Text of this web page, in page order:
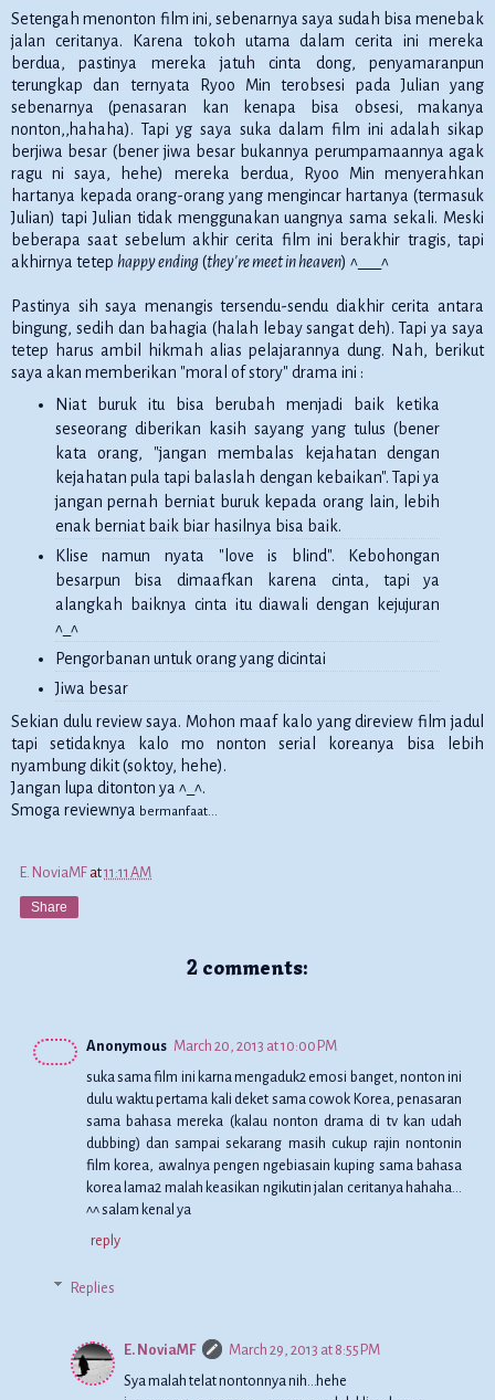
Setengah menonton film ini, sebenarnya saya sudah bisa menebak
jalan ceritanya. Karena tokoh utama dalam cerita ini mereka
berdua, pastinya mereka jatuh cinta dong, penyamaranpun
terungkap dan ternyata Ryoo Min terobsesi pada Julian yang
sebenarnya (penasaran kan kenapa bisa obsesi, makanya
nonton,,hahaha). Tapi yg saya suka dalam film ini adalah sikap
berjiwa besar (bener jiwa besar bukannya perumpamaannya agak
ragu ni saya, hehe) mereka berdua, Ryoo Min menyerahkan
hartanya kepada orang-orang yang mengincar hartanya (termasuk
Julian) tapi Julian tidak menggunakan uangnya sama sekali. Meski
beberapa saat sebelum akhir cerita film ini berakhir tragis, tapi
akhirnya tetep happy ending(they're meet in heaven) ^___^
Pastinya sih saya menangis tersendu-sendu diakhir cerita antara
bingung, sedih dan bahagia (halah lebay sangat deh). Tapi ya saya
tetep harus ambil hikmah alias pelajarannya dung. Nah, berikut
saya akan memberikan "moral of story" drama ini :
Niat buruk itu bisa berubah menjadi baik ketika
seseorang diberikan kasih sayang yang tulus (bener
kata orang, "jangan membalas kejahatan dengan
kejahatan pula tapi balaslah dengan kebaikan". Tapi ya
jangan pernah berniat buruk kepada orang lain, lebih
enak berniat baik biar hasilnya bisa baik.
Klise namun nyata "love is blind". Kebohongan
besarpun bisa dimaafkan karena cinta, tapi ya
alangkah baiknya cinta itu diawali dengan kejujuran
^_^
Pengorbanan untuk orang yang dicintai
Jiwa besar
Sekian dulu review saya. Mohon maaf kalo yang direview film jadul
tapi setidaknya kalo mo nonton serial koreanya bisa lebih
nyambung dikit (soktoy, hehe).
Jangan lupa ditonton ya ^_^.
Smoga reviewnya bermanfaat...
E. NoviaMF at11:11 AM
Share
2 comments:
Anonymous March 20, 2013 at 10:00 PM
suka sama film ini karna mengaduk2 emosi banget, nonton ini
dulu waktu pertama kali deket sama cowok Korea, penasaran
sama bahasa mereka (kalau nonton drama di tv kan udah
dubbing) dan sampai sekarang masih cukup rajin nontonin
film korea, awalnya pengen ngebiasain kuping sama bahasa
korea lama2 malah keasikan ngikutin jalan ceritanya hahaha...
^^ salam kenal ya
reply
Replies
E. NoviaMF
March 29, 2013 at 8:55 PM
Sya malah telat nontonnya nih...hehe